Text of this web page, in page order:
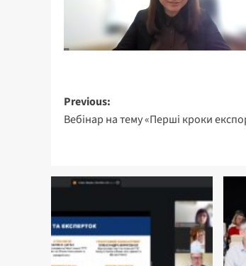
Post
navigation
Previous:
Вебінар на тему «Перші кроки